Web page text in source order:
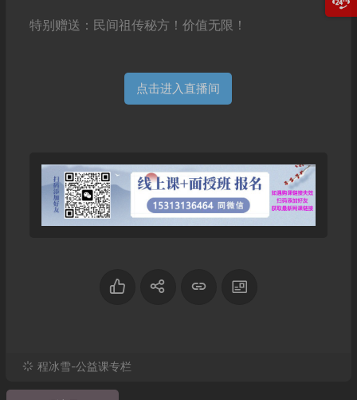
特别赠送：民间祖传秘方！价值无限！
点击进入直播间
程冰雪-公益课专栏